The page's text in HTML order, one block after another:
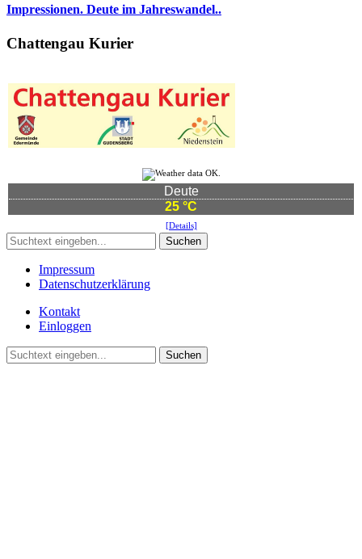
Impressionen. Deute im Jahreswandel..
Chattengau Kurier
Deute
25 °C
[Details]
Suchen
Impressum
Datenschutzerklärung
Kontakt
Einloggen
Suchen